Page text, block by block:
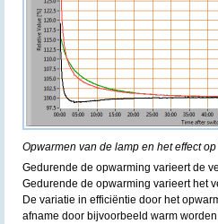
Opwarmen van de lamp en het effect
Gedurende de opwarming varieert de
Gedurende de opwarming varieert het
De variatie in efficiëntie door het
afname door bijvoorbeeld warm